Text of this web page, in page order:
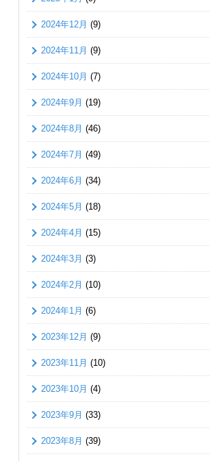
2024年12月 (9)
2024年11月 (9)
2024年10月 (7)
2024年9月 (19)
2024年8月 (46)
2024年7月 (49)
2024年6月 (34)
2024年5月 (18)
2024年4月 (15)
2024年3月 (3)
2024年2月 (10)
2024年1月 (6)
2023年12月 (9)
2023年11月 (10)
2023年10月 (4)
2023年9月 (33)
2023年8月 (39)